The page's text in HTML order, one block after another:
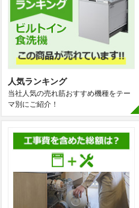
人気ランキング
当社人気の売れ筋おすすめ機種をテー
マ別にご紹介！